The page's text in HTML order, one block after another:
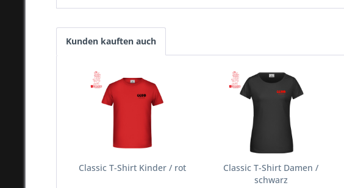
Kunden kauften auch
Classic T-Shirt Kinder / rot
Classic T-Shirt Damen /
schwarz